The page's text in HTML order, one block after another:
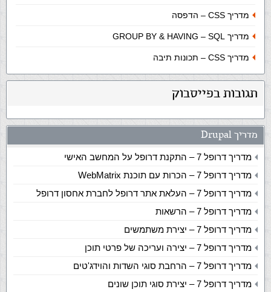
מדריך CSS – הדפסה
מדריך SQL‏ – GROUP BY & HAVING
מדריך CSS – תכונות תיבה
תגובות בפייסבוק
מדריך Drupal
מדריך דרופל 7 – התקנת דרופל על המחשב האישי
מדריך דרופל 7 – הכרות עם תוכנת WebMatrix
מדריך דרופל 7 – העלאת אתר דרופל לחברת אחסון דרופל
מדריך דרופל 7 – הרשאות
מדריך דרופל 7 – יצירת משתמשים
מדריך דרופל 7 – יצירה ועריכה של פרטי תוכן
מדריך דרופל 7 – הרחבת סוגי השדות והוידג'טים
מדריך דרופל 7 – יצירת סוגי תוכן שונים